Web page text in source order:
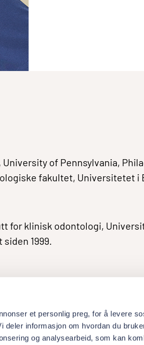
et personlig preg, for å levere
deler informasjon om hvordan du
og analysearbeid, som kan
of Pennsylvania,
fakultet, Universitetet i
for klinisk odontologi,
1999.
About Academy